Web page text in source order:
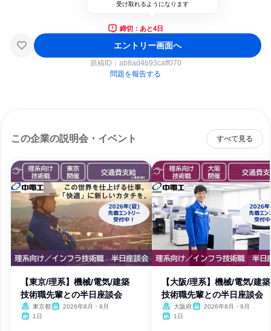
受け取れるようになります
締切：あと4日
エントリー画面へ
原稿ID： ab8ad4b93caff070
問題を報告する
この企業の説明会・イベント すべて見る
【東京/理系】機械/電気/建築
技術職先輩との半日座談会
東京都
2026年8月・9月
1日
【大阪/理系】機械/電気/
技術職先輩との半日座談会
大阪府
2026年8月・9月
1日